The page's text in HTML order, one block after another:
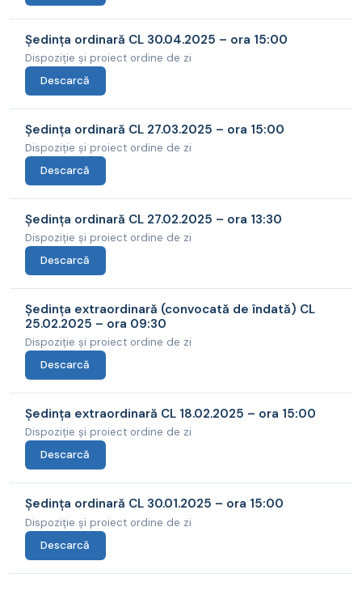
Ședința ordinară CL 30.04.2025 – ora 15:00
Dispoziție și proiect ordine de zi
Descarcă
Ședința ordinară CL 27.03.2025 – ora 15:00
Dispoziție și proiect ordine de zi
Descarcă
Ședința ordinară CL 27.02.2025 – ora 13:30
Dispoziție și proiect ordine de zi
Descarcă
Ședința extraordinară (convocată de îndată) CL
25.02.2025 – ora 09:30
Dispoziție și proiect ordine de zi
Descarcă
Ședința extraordinară CL 18.02.2025 – ora 15:00
Dispoziție și proiect ordine de zi
Descarcă
Ședința ordinară CL 30.01.2025 – ora 15:00
Dispoziție și proiect ordine de zi
Descarcă